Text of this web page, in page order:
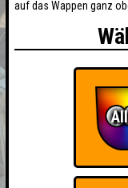
auf das Wappen ganz